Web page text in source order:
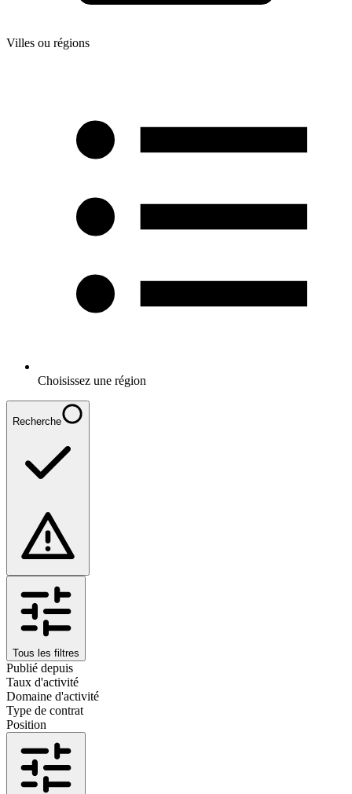
Villes ou régions
Choisissez une région
Recherche
Tous les filtres
Publié depuis
Taux d'activité
Domaine d'activité
Type de contrat
Position